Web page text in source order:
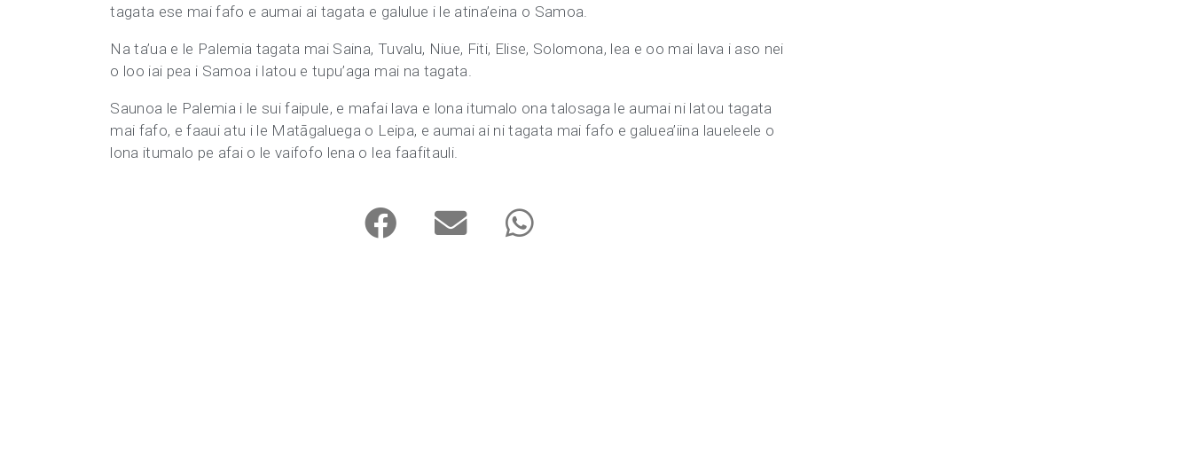
tagata ese mai fafo e aumai ai tagata e galulue i le atina’eina o Samoa.
Na ta’ua e le Palemia tagata mai Saina, Tuvalu, Niue, Fiti, Elise, Solomona, lea e oo mai lava i aso nei
o loo iai pea i Samoa i latou e tupu’aga mai na tagata.
Saunoa le Palemia i le sui faipule, e mafai lava e lona itumalo ona talosaga le aumai ni latou tagata
mai fafo, e faaui atu i le Matāgaluega o Leipa, e aumai ai ni tagata mai fafo e galuea’iina laueleele o
lona itumalo pe afai o le vaifofo lena o lea faafitauli.